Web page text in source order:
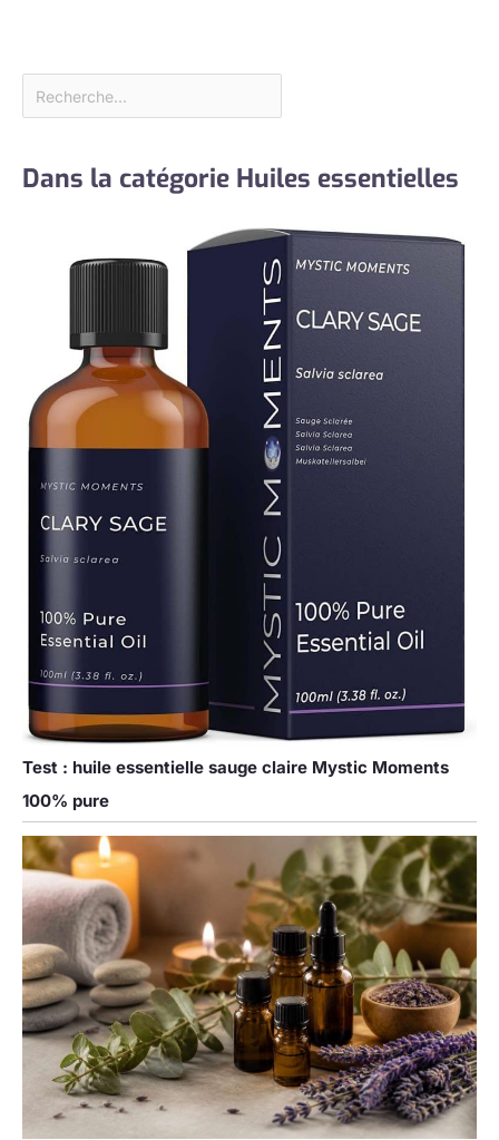
Dans la catégorie Huiles essentielles
Test : huile essentielle sauge claire Mystic Moments
100% pure